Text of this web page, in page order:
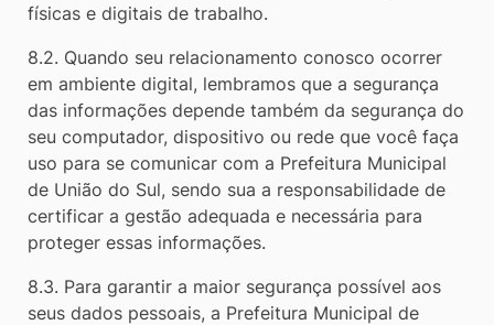
físicas e digitais de trabalho.
8.2. Quando seu relacionamento conosco ocorrer
em ambiente digital, lembramos que a segurança
das informações depende também da segurança do
seu computador, dispositivo ou rede que você faça
uso para se comunicar com a Prefeitura Municipal
de União do Sul, sendo sua a responsabilidade de
certificar a gestão adequada e necessária para
proteger essas informações.
8.3. Para garantir a maior segurança possível aos
seus dados pessoais, a Prefeitura Municipal de